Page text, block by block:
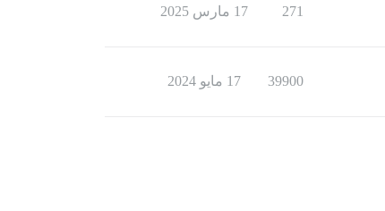
271 17 مارس 2025
39900 17 مايو 2024